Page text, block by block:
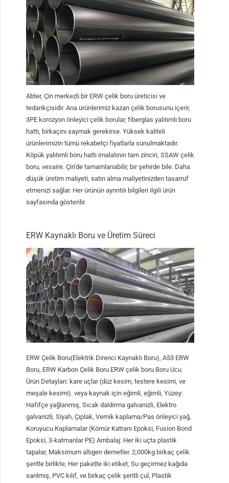
Abter, Çin merkezli bir ERW çelik boru üreticisi ve
tedarikçisidir. Ana ürünlerimiz kazan çelik borusunu içerir,
3PE korozyon önleyici çelik borular, fiberglas yalıtımlı boru
hattı, birkaçını saymak gerekirse. Yüksek kaliteli
ürünlerimizin tümü rekabetçi fiyatlarla sunulmaktadır.
Köpük yalıtımlı boru hattı imalatının tam zinciri, SSAW çelik
boru, vesaire. Çin'de tamamlanabilir, bir şehirde bile. Daha
düşük üretim maliyeti, satın alma maliyetinizden tasarruf
etmenizi sağlar. Her ürünün ayrıntılı bilgileri ilgili ürün
sayfasında gösterilir.
ERW Kaynaklı Boru ve Üretim Süreci
ERW Çelik Boru(Elektrik Direnci Kaynaklı Boru), A53 ERW
Boru, ERW Karbon Çelik Boru ERW çelik boru Boru Ucu
Ürün Detayları: kare uçlar (düz kesim, testere kesimi, ve
meşale kesimi). veya kaynak için eğimli, eğimli, Yüzey:
Hafifçe yağlanmış, Sıcak daldırma galvanizli, Elektro
galvanizli, Siyah, Çıplak, Vernik kaplama/Pas önleyici yağ,
Koruyucu Kaplamalar (Kömür Katranı Epoksi, Fusion Bond
Epoksi, 3-katmanlar PE) Ambalaj: Her iki uçta plastik
tapalar, Maksimum altıgen demetler. 2,000kg birkaç çelik
şeritle birlikte, Her pakette iki etiket, Su geçirmez kağıda
sarılmış, PVC kılıf, ve birkaç çelik şeritli çul, Plastik